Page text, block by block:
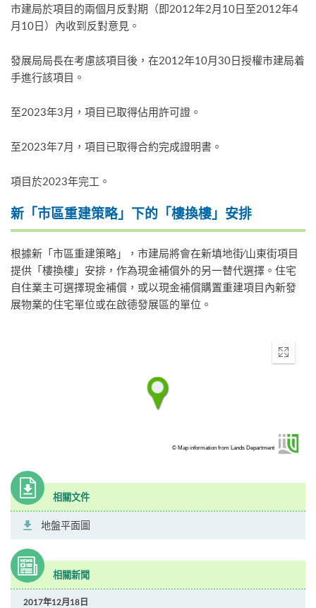
市建局於項目的兩個月反對期（即2012年2月10日至2012年4
月10日）內收到反對意見。
發展局局長在考慮該項目後，在2012年10月30日授權市建局着
手進行該項目。
至2023年3月，項目已取得佔用許可證。
至2023年7月，項目已取得合約完成證明書。
項目於2023年完工。
新「市區重建策略」下的「樓換樓」安排
根據新「市區重建策略」，市建局將會在新填地街∕山東街項目
提供「樓換樓」安排，作為現金補償外的另一替代選擇。住宅
自住業主可選擇現金補償，或以現金補償購置重建項目內新發
展物業的住宅單位或在啟德發展區的單位。
Enter
© Map information from Lands Department
相關文件
地盤平面圖
相關新聞
2017年12月18日